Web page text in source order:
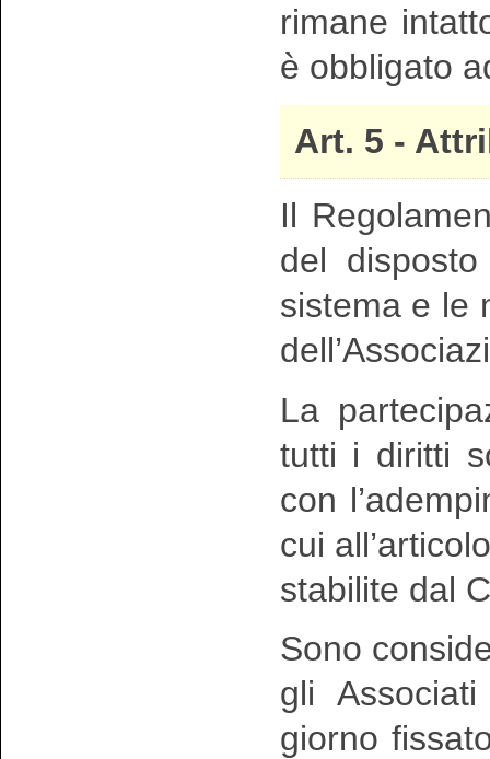
rimane
è obbligato
Art. 5 -
Il
del
sistema e le
La
tutti i diritti
con
cui
stabilite dal
Sono
gli
giorno